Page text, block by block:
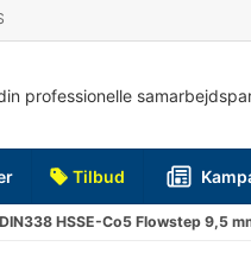
professionelle
Tilbud
HSSE-Co5 Flowstep 9,5